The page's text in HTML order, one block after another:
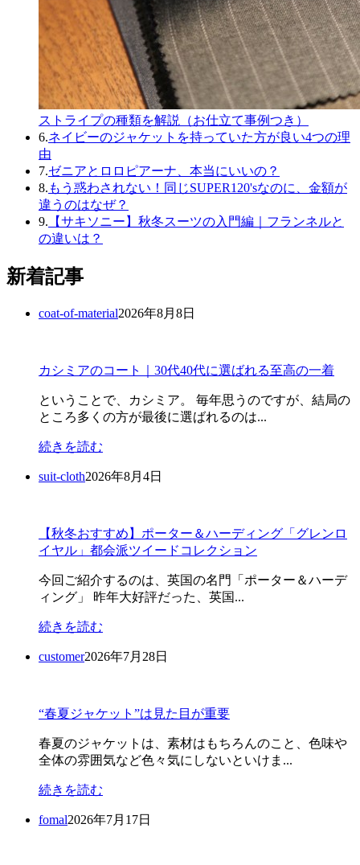
ストライプの種類を解説（お仕立て事例つき）
6.ネイビーのジャケットを持っていた方が良い4つの理
由
7.ゼニアとロロピアーナ、本当にいいの？
8. もう惑わされない！同じSUPER120'sなのに、金額が
違うのはなぜ？
9. 【サキソニー】秋冬スーツの入門編｜フランネルと
の違いは？
新着記事
coat-of-material2026年8月8日
カシミアのコート｜30代40代に選ばれる至高の一着
ということで、カシミア。 毎年思うのですが、結局の
ところ多くの方が最後に選ばれるのは...
続きを読む
suit-cloth2026年8月4日
【秋冬おすすめ】ポーター＆ハーディング「グレンロ
イヤル」都会派ツイードコレクション
今回ご紹介するのは、英国の名門「ポーター＆ハーデ
ィング」 昨年大好評だった、英国...
続きを読む
customer2026年7月28日
“春夏ジャケット”は見た目が重要
春夏のジャケットは、素材はもちろんのこと、色味や
全体の雰囲気など色々気にしないといけま...
続きを読む
fomal2026年7月17日